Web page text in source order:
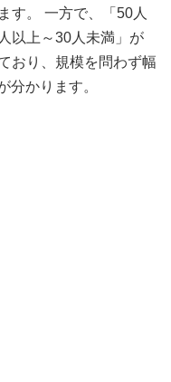
す。 一方で、「50人
以上～30人未満」が
おり、規模を問わず幅
分かります。